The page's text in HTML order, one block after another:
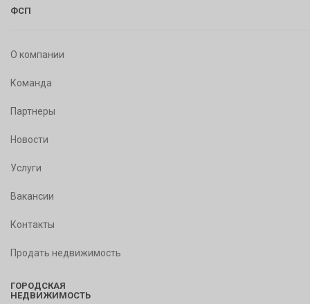
ФСП
О компании
Команда
Партнеры
Новости
Услуги
Вакансии
Контакты
Продать недвижимость
ГОРОДСКАЯ
НЕДВИЖИМОСТЬ